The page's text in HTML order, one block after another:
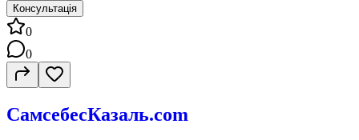
Консультація
0
0
СамсебесКазаль.com